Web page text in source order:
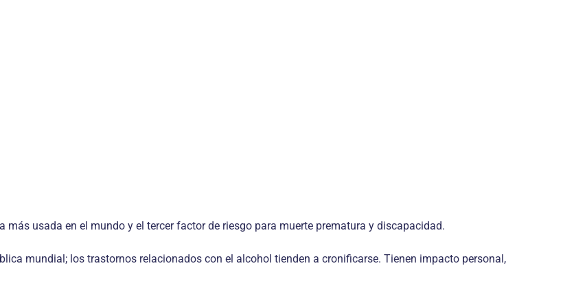
usada en el mundo y el tercer factor de riesgo para muerte prematura y discapacidad.
mundial; los trastornos relacionados con el alcohol tienden a cronificarse. Tienen impacto personal,